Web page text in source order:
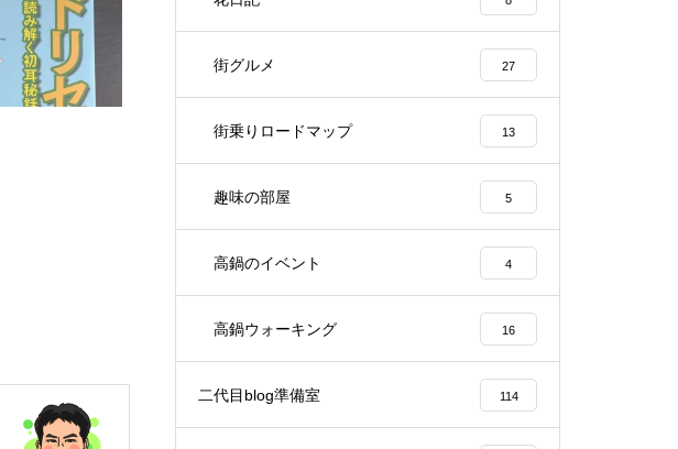
街グルメ 27
街乗りロードマップ 13
趣味の部屋 5
高鍋のイベント 4
高鍋ウォーキング 16
二代目blog準備室 114